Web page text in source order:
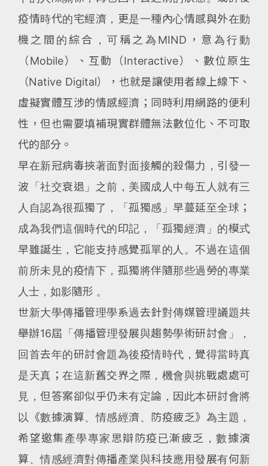
疫情時代的宅經濟，更是一種內心情感與外在動
機之間的綜合，可稱之為MIND，意為行動
（Mobile）、互動（Interactive）、數位原生
（Native Digital），也就是讓使用者線上線下、
虛擬實體互涉的情感經濟；同時利用網路的便利
性，但也需要填補現實群體無法數位化、不可取
代的部分。
早在新冠病毒挾著面對面接觸的殺傷力，引發一
波「社交衰退」之前，美國成人中每五人就有三
人自認為很孤獨了，「孤獨感」早蔓延至全球；
成為我們這個時代的印記，「孤獨經濟」的模式
早雖誕生，它能支持感覺孤單的人。不過在這個
前所未見的疫情下，孤獨將伴隨那些過勞的專業
人士，如影隨形 。
世新大學傳播管理學系過去針對傳媒管理議題共
舉辦16屆「傳播管理發展與趨勢學術研討會」，
回首去年的研討會題為後疫情時代，覺得當時真
是天真；在這新舊交界之際，機會與挑戰處處可
見，但答案卻似乎仍未有定論，因此本研討會將
以《數據演算、情感經濟、防疫疲乏》為主題，
希望邀集產學專家思辯防疫已漸疲乏，數據演
算、情感經濟對傳播產業與科技應用發展有何新